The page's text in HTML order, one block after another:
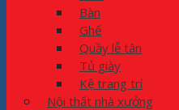
Bàn
Ghế
Quầy lễ tân
Tủ giày
Kệ trang trí
Nội thất nhà xưởng